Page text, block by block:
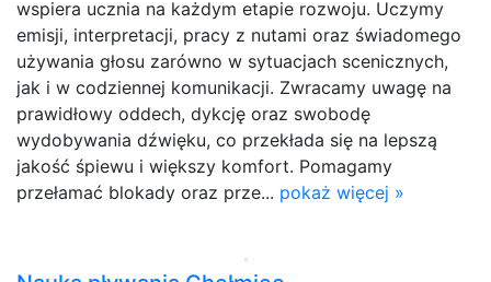
wspiera ucznia na każdym etapie rozwoju. Uczymy
emisji, interpretacji, pracy z nutami oraz świadomego
używania głosu zarówno w sytuacjach scenicznych,
jak i w codziennej komunikacji. Zwracamy uwagę na
prawidłowy oddech, dykcję oraz swobodę
wydobywania dźwięku, co przekłada się na lepszą
jakość śpiewu i większy komfort. Pomagamy
przełamać blokady oraz prze... pokaż więcej »